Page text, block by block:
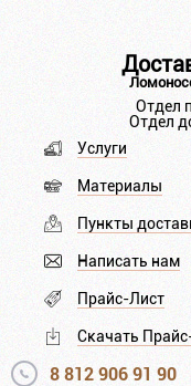
Отдел
Отдел
Услуги
Материалы
Пункты
Написать нам
Прайс-Лист
Скачать
8 812 906 91 90